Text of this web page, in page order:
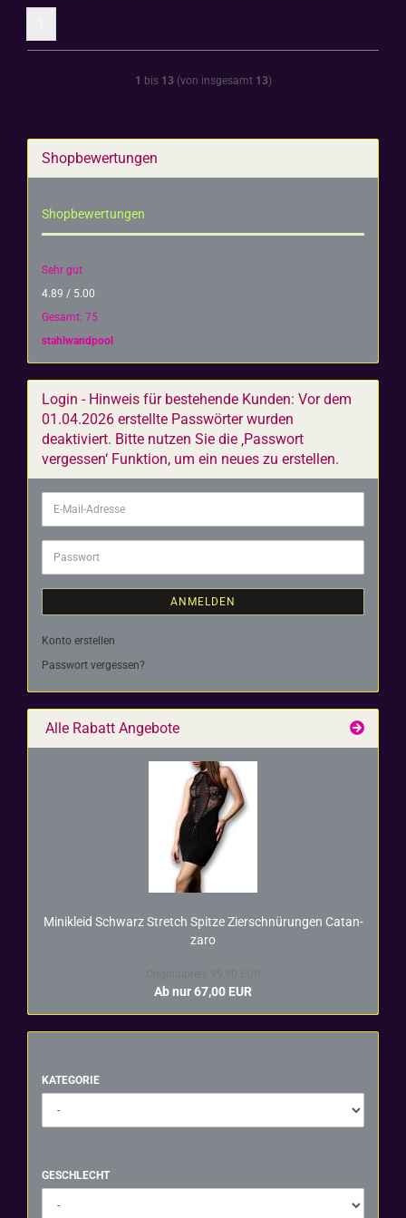
1 bis 13 (von insgesamt 13)
Shopbewertungen
Shopbewertungen
Sehr gut
4.89 / 5.00
Gesamt: 75
stahlwandpool
Login - Hinweis für bestehende Kunden: Vor dem
01.04.2026 erstellte Passwörter wurden
deaktiviert. Bitte nutzen Sie die ‚Passwort
vergessen‘ Funktion, um ein neues zu erstellen.
E-
Mail-
Adresse
Passwort
ANMELDEN
Konto erstellen
Passwort vergessen?
Alle Rabatt Angebote
Mi­ni­kleid Schwarz Stretch Spit­ze Zier­schnü­run­gen Ca­t­an­
za­ro
Ab nur 67,00 EUR
KATEGORIE
KATEGORIE
GESCHLECHT
GESCHLECHT